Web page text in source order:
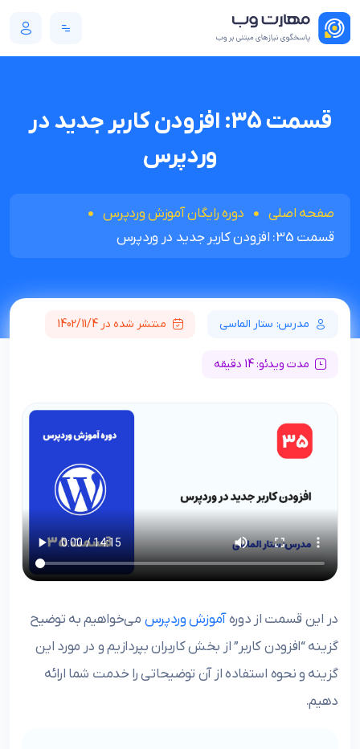
قسمت 35: افزودن کاربر جدید در
وردپرس
صفحه اصلی
دوره رایگان آموزش وردپرس
قسمت 35: افزودن کاربر جدید در وردپرس
مدرس: ستار الماسی منتشر شده در 1402/11/4
مدت ویدئو: 14 دقیقه
در این قسمت از دورهآموزش‌ وردپرس می‌خواهیم به توضیح
گزینه “افزودن کاربر” از بخش کاربران بپردازیم و در مورد این
گزینه و نحوه استفاده از آن توضیحاتی را خدمت شما ارائه
دهیم.